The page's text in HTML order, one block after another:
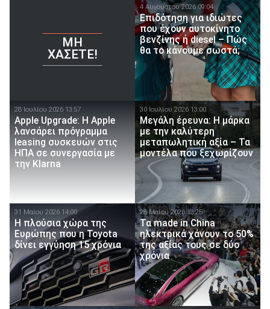
ΜΗ
ΧΆΣΕΤΕ!
4 Αυγούστου 2026 09:04
Επιδότηση για ιδιώτες
που έχουν αυτοκίνητο
βενζίνης ή diesel – Πώς
θα το κάνουμε σωστά;
28 Ιουλίου 2026 13:57
Apple Upgrade: Η Apple
λανσάρει πρόγραμμα
leasing συσκευών στις
ΗΠΑ σε συνεργασία με
την Klarna
30 Ιουλίου 2026 13:00
Μεγάλη έρευνα: Η μάρκα
με την καλύτερη
μεταπωλητική αξία – Τα
μοντέλα που ξεχωρίζουν
31 Μαίου 2026 14:00
Η πλούσια χώρα της
Ευρώπης που η Toyota
δίνει εγγύηση 15 χρόνια
28 Μαίου 2026 13:25
Τα made in China
ηλεκτρικά χάνουν το 50%
της αξίας τους σε δύο
χρόνια